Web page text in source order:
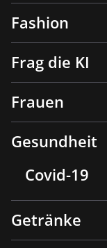
Fashion
Frag die KI
Frauen
Gesundheit
Covid-19
Getränke